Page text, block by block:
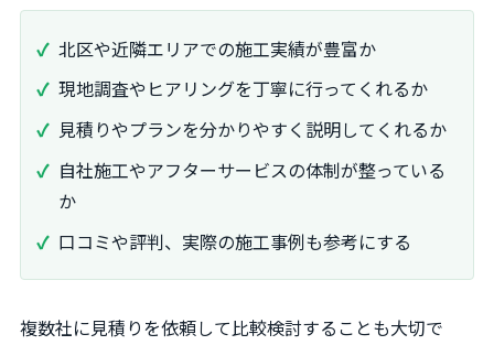
北区や近隣エリアでの施工実績が豊富か
現地調査やヒアリングを丁寧に行ってくれるか
見積りやプランを分かりやすく説明してくれるか
自社施工やアフターサービスの体制が整っている
か
口コミや評判、実際の施工事例も参考にする
複数社に見積りを依頼して比較検討することも大切で